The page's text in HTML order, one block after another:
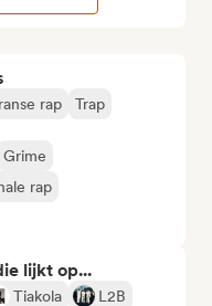
rap Trap
Grime
rap
lijkt op...
Tiakola
L2B